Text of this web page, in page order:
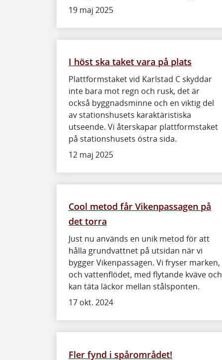
19 maj 2025
I höst ska taket vara på plats
Plattformstaket vid Karlstad C skyddar
inte bara mot regn och rusk, det är
också byggnadsminne och en viktig del
av stationshusets karaktäristiska
utseende. Vi återskapar plattformstaket
på stationshusets östra sida.
12 maj 2025
Cool metod får Vikenpassagen på
det torra
Just nu används en unik metod för att
hålla grundvattnet på utsidan när vi
bygger Vikenpassagen. Vi fryser marken,
och vattenflödet, med flytande kväve och
kan täta läckor mellan stålsponten.
17 okt. 2024
Fler fynd i spårområdet!